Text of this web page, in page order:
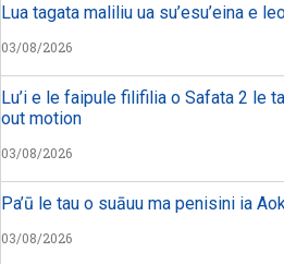
Lua tagata maliliu ua su’esu’eina e
03/08/2026
Lu’i e le faipule filifilia o Safata 2 le
out motion
03/08/2026
Pa’ū le tau o suāuu ma penisini ia
03/08/2026